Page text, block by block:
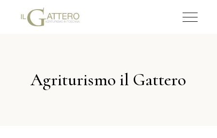
Agriturismo il Gattero